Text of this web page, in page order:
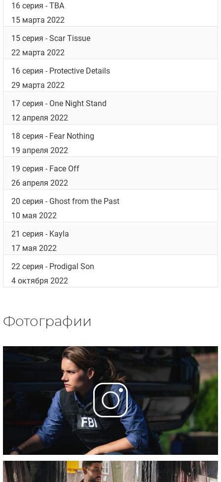
16 серия - TBA
15 марта 2022
15 серия - Scar Tissue
22 марта 2022
16 серия - Protective Details
29 марта 2022
17 серия - One Night Stand
12 апреля 2022
18 серия - Fear Nothing
19 апреля 2022
19 серия - Face Off
26 апреля 2022
20 серия - Ghost from the Past
10 мая 2022
21 серия - Kayla
17 мая 2022
22 серия - Prodigal Son
4 октября 2022
Фотографии